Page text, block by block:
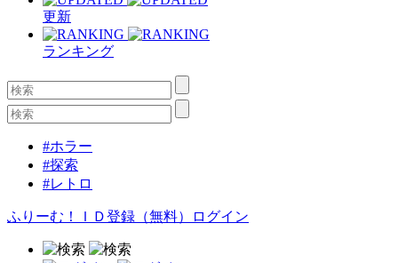
更新
ランキング
#ホラー
#探索
#レトロ
ふりーむ！ＩＤ登録（無料） ログイン